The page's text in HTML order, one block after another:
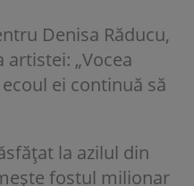
Denisa Răducu,
artistei: „Vocea
ei continuă să
la azilul din
fostul milionar